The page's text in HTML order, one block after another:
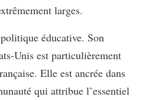
larges.
éducative. Son
Unis est particulièrement
Elle est ancrée dans
qui attribue l’essentiel